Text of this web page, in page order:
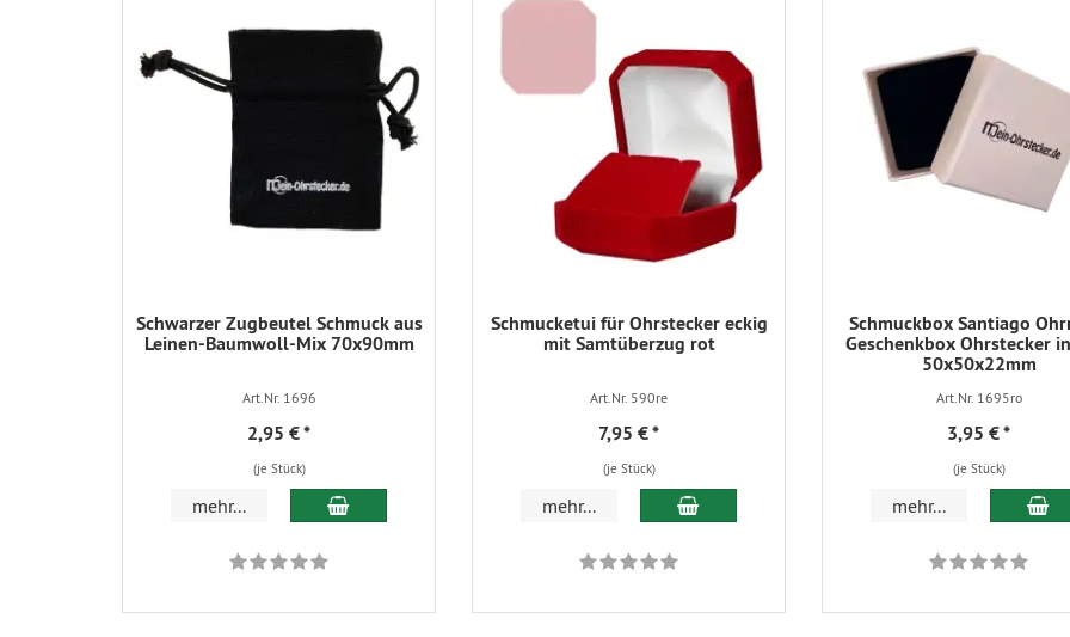
Schwarzer Zugbeutel Schmuck aus
Leinen-Baumwoll-Mix 70x90mm
Art.Nr. 1696
2,95 €*
(je Stück)
mehr... In den Warenkorb
Schmucketui für Ohrstecker eckig
mit Samtüberzug rot
Art.Nr. 590re
7,95 €*
(je Stück)
mehr... In den Warenkorb
Schmuckbox Santiago
Geschenkbox Ohrstecker
50x50x22mm
Art.Nr. 1695ro
3,95 €*
(je Stück)
mehr... In